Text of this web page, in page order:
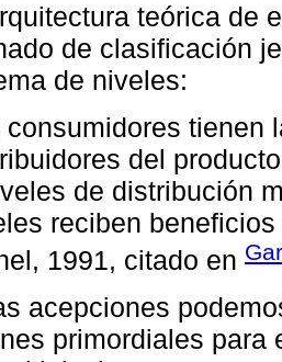
teórica de
de clasificación
de niveles:
consumidores tienen
del
de distribución
reciben
1991, citado en
acepciones
primordiales para